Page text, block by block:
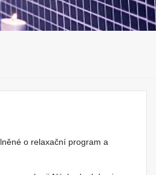
o relaxační program a